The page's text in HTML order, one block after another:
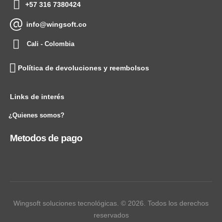
+57 316 7380424
info@wingsoft.co
Cali - Colombia
Política de devoluciones y reembolsos
Links de interés
¿Quienes somos?
Metodos de pago
Wingsoft soluciones tecnológicas. © 2026. Todos los derechos
reservados